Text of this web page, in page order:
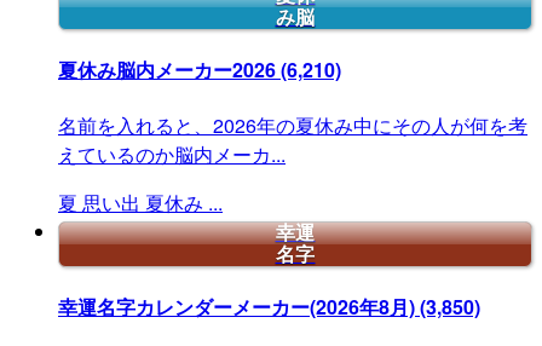
み脳
夏休み脳内メーカー2026(6,210)
名前を入れると、2026年の夏休み中にその人が何を考
えているのか脳内メーカ...
夏 思い出 夏休み ...
幸運
名字
幸運名字カレンダーメーカー(2026年8月)(3,850)